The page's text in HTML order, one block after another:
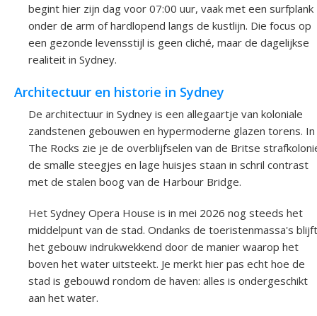
begint hier zijn dag voor 07:00 uur, vaak met een surfplank
onder de arm of hardlopend langs de kustlijn. Die focus op
een gezonde levensstijl is geen cliché, maar de dagelijkse
realiteit in Sydney.
Architectuur en historie in Sydney
De architectuur in Sydney is een allegaartje van koloniale
zandstenen gebouwen en hypermoderne glazen torens. In
The Rocks zie je de overblijfselen van de Britse
de smalle steegjes en lage huisjes staan in schril contrast
met de stalen boog van de Harbour Bridge.
Het Sydney Opera House is in mei 2026 nog steeds het
middelpunt van de stad. Ondanks de toeristenmassa's blijft
het gebouw indrukwekkend door de manier waarop het
boven het water uitsteekt. Je merkt hier pas echt hoe de
stad is gebouwd rondom de haven: alles is ondergeschikt
aan het water.